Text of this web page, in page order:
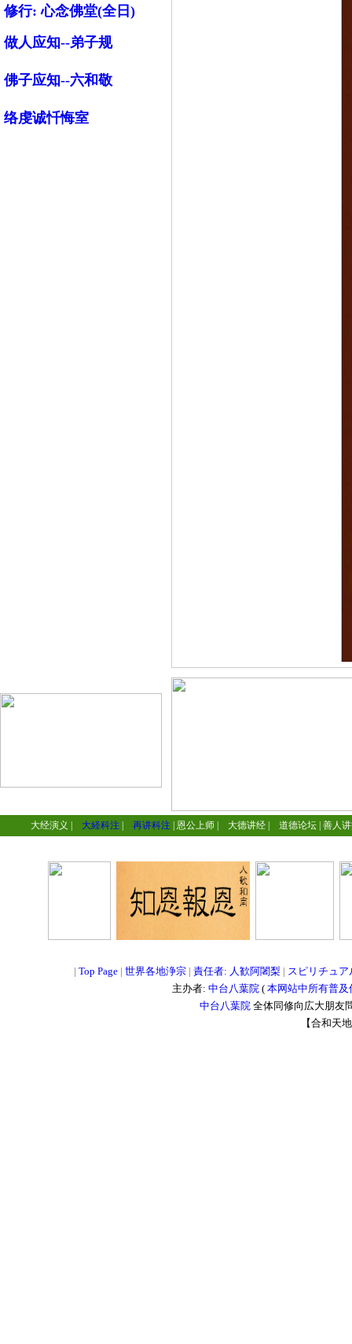
修行:心念佛堂(全日)
做人应知--弟子规
佛子应知--六和敬
络虔诚忏悔室
大经演义 大経科注 再讲科注 恩公上师 大德讲经 道德论坛 善人
|Top Page |世界各地浄宗 |責任者: 人歓阿闍梨 | スピリチュア
主办者: 中台八葉院 ( 本网站中所有普
中台八葉院 全体同修向広大朋友
【合和天